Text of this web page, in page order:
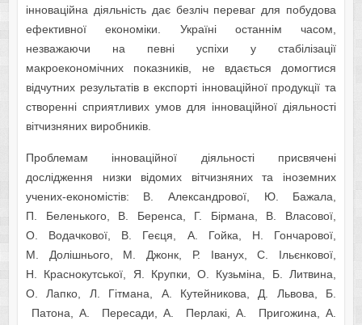
інноваційна діяльність дає безліч переваг для побудова
ефективної економіки. Україні останнім часом,
незважаючи на певні успіхи у стабілізації
макроекономічних показників, не вдається домогтися
відчутних результатів в експорті інноваційної продукції та
створенні сприятливих умов для інноваційної діяльності
вітчизняних виробників.
Проблемам інноваційної діяльності присвячені
дослідження низки відомих вітчизняних та іноземних
учених-економістів: В. Александрової, Ю. Бажала,
П. Беленького, В. Беренса, Г. Бірмана, В. Власової,
О. Водачкової, В. Геєця, А. Гойка, Н. Гончарової,
М. Долішнього, М. Джонк, Р. Іванух, С. Ільєнкової,
Н. Краснокутської, Я. Крупки, О. Кузьміна, Б. Литвина,
О. Лапко, Л. Гітмана, А. Кутейникова, Д. Львова, Б.
Патона, А. Пересади, А. Перлакі, А. Пригожина, А.